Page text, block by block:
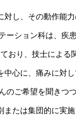
し、その動作能
ーション科は、疾
り、技士による
心に、痛みに対
ご希望を聞きつ
たは集団的に実